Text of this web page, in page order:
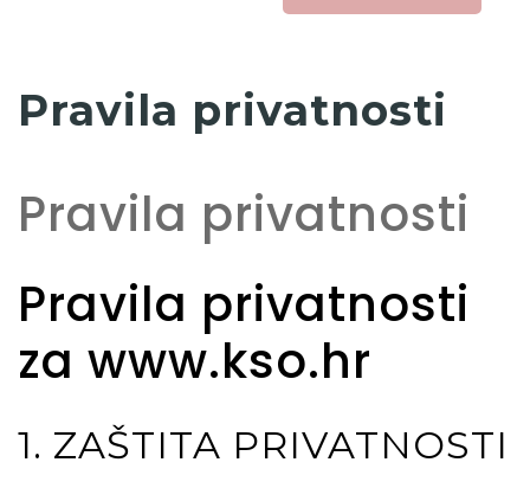
Pravila privatnosti
Pravila privatnosti
Pravila privatnosti
za www.kso.hr
1. ZAŠTITA PRIVATNOSTI